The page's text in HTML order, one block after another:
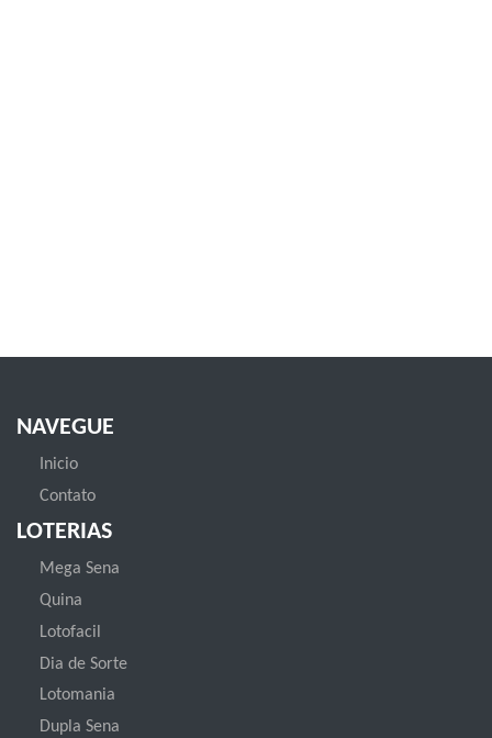
NAVEGUE
Inicio
Contato
LOTERIAS
Mega Sena
Quina
Lotofacil
Dia de Sorte
Lotomania
Dupla Sena